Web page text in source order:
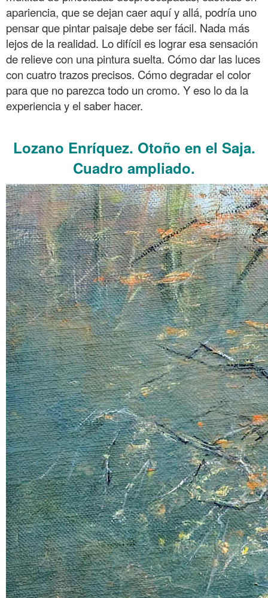
apariencia, que se dejan caer aquí y allá, podría uno
pensar que pintar paisaje debe ser fácil. Nada más
lejos de la realidad. Lo difícil es lograr esa sensación
de relieve con una pintura suelta. Cómo dar las luces
con cuatro trazos precisos. Cómo degradar el color
para que no parezca todo un cromo. Y eso lo da la
experiencia y el saber hacer.
Lozano Enríquez. Otoño en el Saja.
Cuadro ampliado.